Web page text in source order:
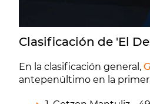
Clasificación de 'El
En la clasificación general,
antepenúltimo en la